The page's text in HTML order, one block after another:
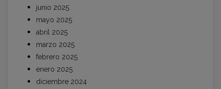
junio 2025
mayo 2025
abril 2025
marzo 2025
febrero 2025
enero 2025
diciembre 2024